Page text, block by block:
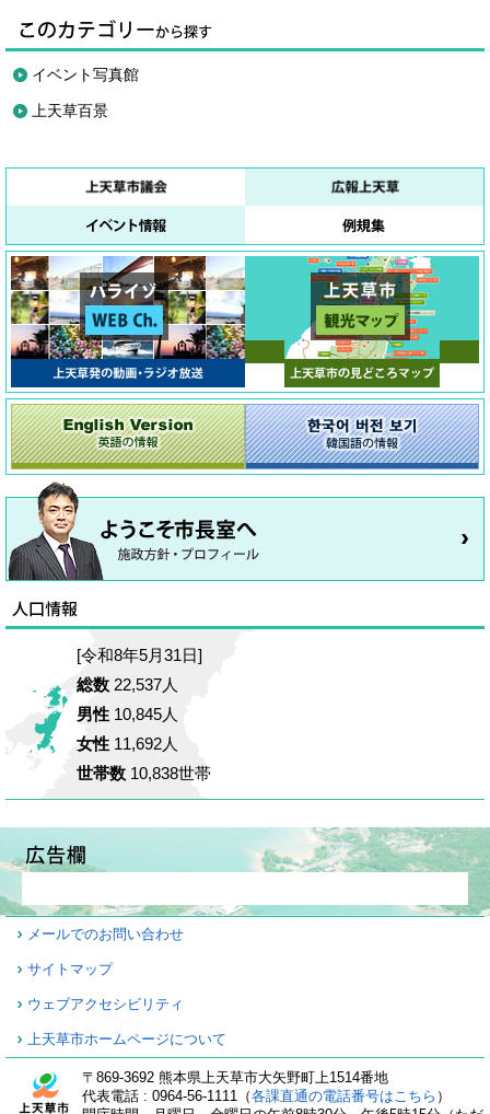
イベント写真館
上天草百景
[令和8年5月31日]
総数 22,537人
男性 10,845人
女性 11,692人
世帯数 10,838世帯
メールでのお問い合わせ
サイトマップ
ウェブアクセシビリティ
上天草市ホームページについて
〒869-3692 熊本県上天草市大矢野町上1514番地
代表電話 : 0964-56-1111（各課直通の電話番号はこちら ）